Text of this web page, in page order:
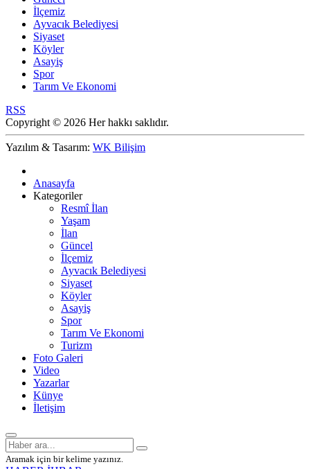
İlçemiz
Ayvacık Belediyesi
Siyaset
Köyler
Asayiş
Spor
Tarım Ve Ekonomi
RSS
Copyright © 2026 Her hakkı saklıdır.
Yazılım & Tasarım: WK Bilişim
Anasayfa
Kategoriler
Resmî İlan
Yaşam
İlan
Güncel
İlçemiz
Ayvacık Belediyesi
Siyaset
Köyler
Asayiş
Spor
Tarım Ve Ekonomi
Turizm
Foto Galeri
Video
Yazarlar
Künye
İletişim
Aramak için bir kelime yazınız.